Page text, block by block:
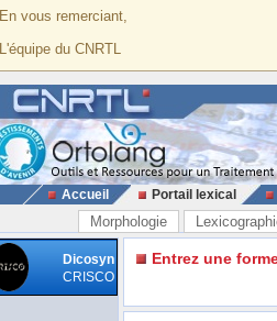
En vous remerciant,
L'équipe du CNRTL
Accueil Portail lexical
Morphologie
Dicosyn
CRISCO
Entrez une